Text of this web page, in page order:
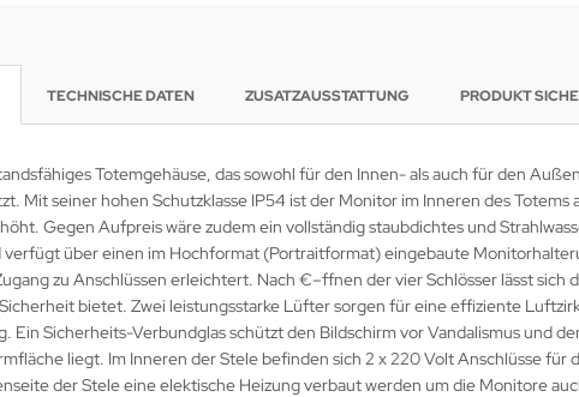
TECHNISCHE DATEN ZUSATZAUSSTATTUNG PRODUKT
Totemgehäuse, das sowohl für den Innen- als auch für den
Mit seiner hohen Schutzklasse IP54 ist der Monitor im Inneren des
Gegen Aufpreis wäre zudem ein vollständig staubdichtes und
über einen im Hochformat (Portraitformat) eingebaute
zu Anschlüssen erleichtert. Nach €–ffnen der vier Schlösser lässt
bietet. Zwei leistungsstarke Lüfter sorgen für eine effiziente
Ein Sicherheits-Verbundglas schützt den Bildschirm vor Vandalismus und
liegt. Im Inneren der Stele befinden sich 2 x 220 Volt Anschlüsse für
der Stele eine elektische Heizung verbaut werden um die Monitore